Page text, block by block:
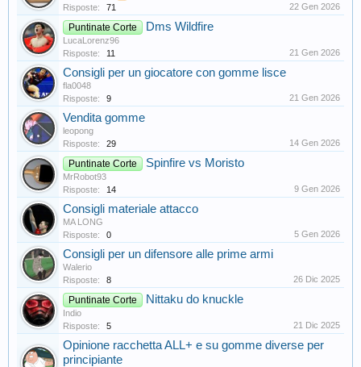
Risposte: 71 22 Gen 2026
Puntinate Corte Dms Wildfire
LucaLorenz96
Risposte:
11 21 Gen 2026
Consigli per un giocatore con gomme lisce
fla0048
Risposte:
9 21 Gen 2026
Vendita gomme
leopong
Risposte:
29 14 Gen 2026
Puntinate Corte Spinfire vs Moristo
MrRobot93
Risposte:
14 9 Gen 2026
Consigli materiale attacco
MA LONG
Risposte:
0 5 Gen 2026
Consigli per un difensore alle prime armi
Walerio
Risposte:
8 26 Dic 2025
Puntinate Corte Nittaku do knuckle
Indio
Risposte:
5 21 Dic 2025
Opinione racchetta ALL+ e su gomme diverse per
principiante